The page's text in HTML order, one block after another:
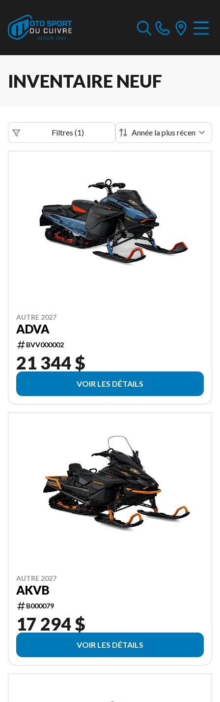
INVENTAIRE NEUF
Filtres (1)
AUTRE 2027
ADVA
BVV000002
21 344 $
VOIR LES DÉTAILS
AUTRE 2027
AKVB
B000079
17 294 $
VOIR LES DÉTAILS